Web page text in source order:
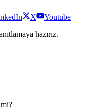
X
Youtube
hazırız.